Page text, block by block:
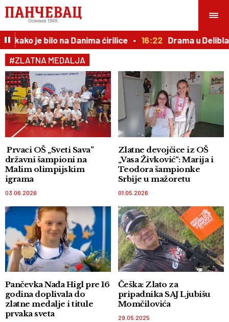
je bilo na Danima ćirilice 16:22
Drama u
#ZLATNA MEDALJA
Prvaci OŠ „Sveti Sava”
državni šampioni na
Malim olimpijskim
igrama
03.06.2026
Zlatne devojčice iz OŠ
„Vasa Živković“: Marija i
Teodora šampionke
Srbije u mažoretu
01.05.2026
Pančevka Nađa Higl pre 16
godina doplivala do
zlatne medalje i titule
prvaka sveta
Češka: Zlato za
pripadnika SAJ Ljubišu
Momčilovića
29.05.2025